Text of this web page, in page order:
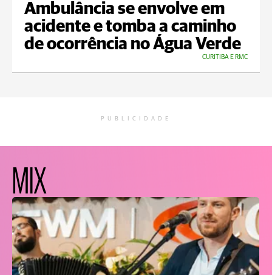
Ambulância se envolve em
acidente e tomba a caminho
de ocorrência no Água Verde
CURITIBA E RMC
PUBLICIDADE
MIX